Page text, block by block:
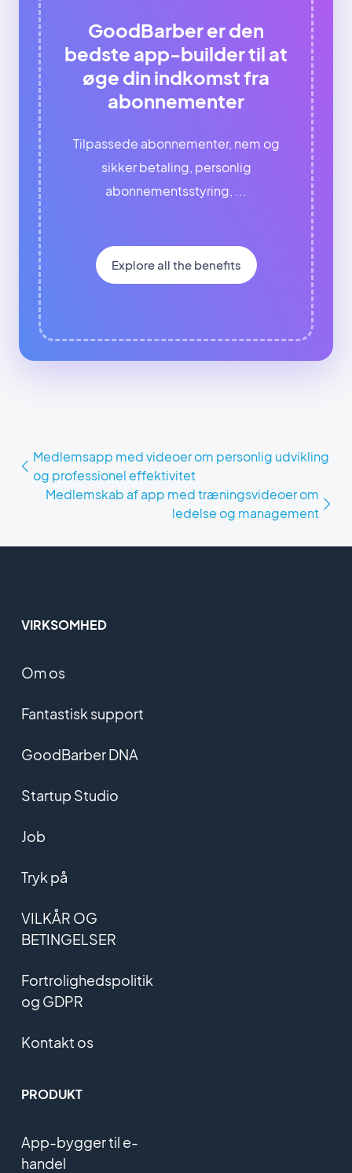
GoodBarber er den
bedste app-builder til at
øge din indkomst fra
abonnementer
Tilpassede abonnementer, nem og
sikker betaling, personlig
abonnementsstyring, ...
Explore all the benefits
Medlemsapp med videoer om personlig udvikling
og professionel effektivitet
Medlemskab af app med træningsvideoer om
ledelse og management
VIRKSOMHED
Om os
Fantastisk support
GoodBarber DNA
Startup Studio
Job
Tryk på
VILKÅR OG
BETINGELSER
Fortrolighedspolitik
og GDPR
Kontakt os
PRODUKT
App-bygger til e-
handel